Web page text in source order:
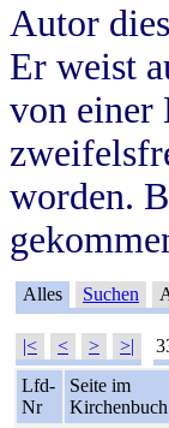
Autor
Er weist
von einer
worden.
Alles Suchen
|< < > >|
Lfd-
Nr
Seite im
Kirchenbuch